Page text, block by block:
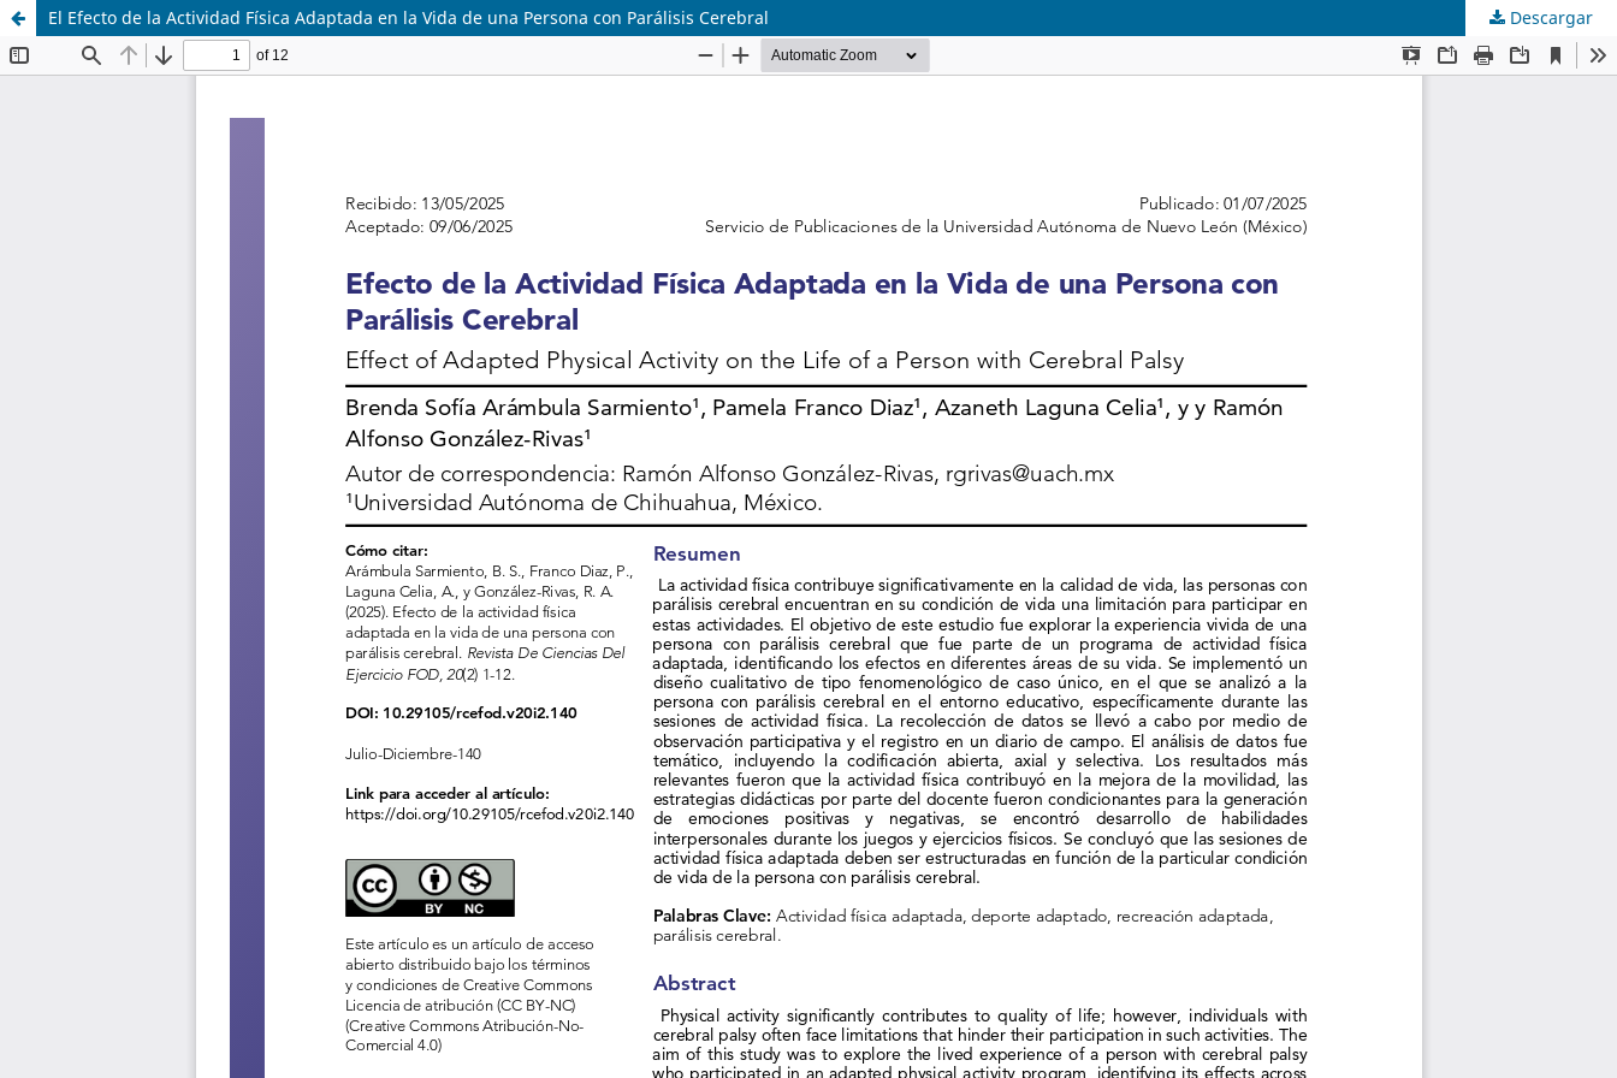
El Efecto de la Actividad Física Adaptada en la Vida de una Persona con Parálisis Cerebral Descargar